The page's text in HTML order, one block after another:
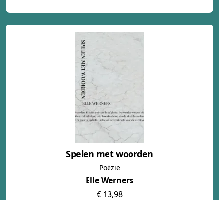
Spelen met woorden
Poëzie
Elle Werners
€ 13,98